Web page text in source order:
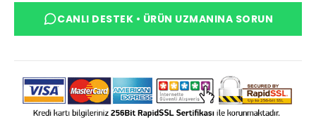
CANLI DESTEK • ÜRÜN UZMANINA SORUN